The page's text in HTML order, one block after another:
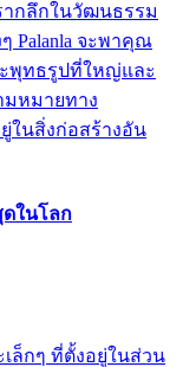
กลึกในวัฒนธรรม
Palanla จะพาคุณ
ะพุทธรูปที่ใหญ่และ
มหมายทาง
ในสิ่งก่อสร้างอัน
ในโลก
เล็กๆ ที่ตั้งอยู่ในส่วน